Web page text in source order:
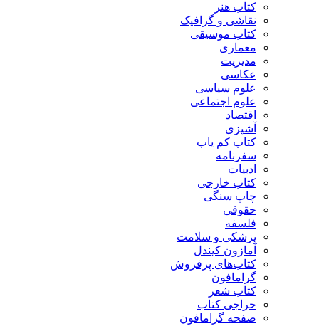
کتاب هنر
نقاشی و گرافیک
کتاب موسیقی
معماری
مدیریت
عکاسی
علوم سیاسی
علوم اجتماعی
اقتصاد
آشپزی
کتاب کم یاب
سفرنامه
ادبیات
کتاب خارجی
چاپ سنگی
حقوقی
فلسفه
پزشکی و سلامت
آمازون کیندل
کتاب‌های پرفروش
گرامافون
کتاب شعر
حراجی کتاب
صفحه گرامافون